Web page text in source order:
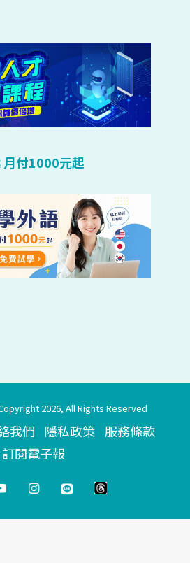
月付1000元起
2026, All Rights Reserved
我們 隱私政策 服務條款
訂閱電子報